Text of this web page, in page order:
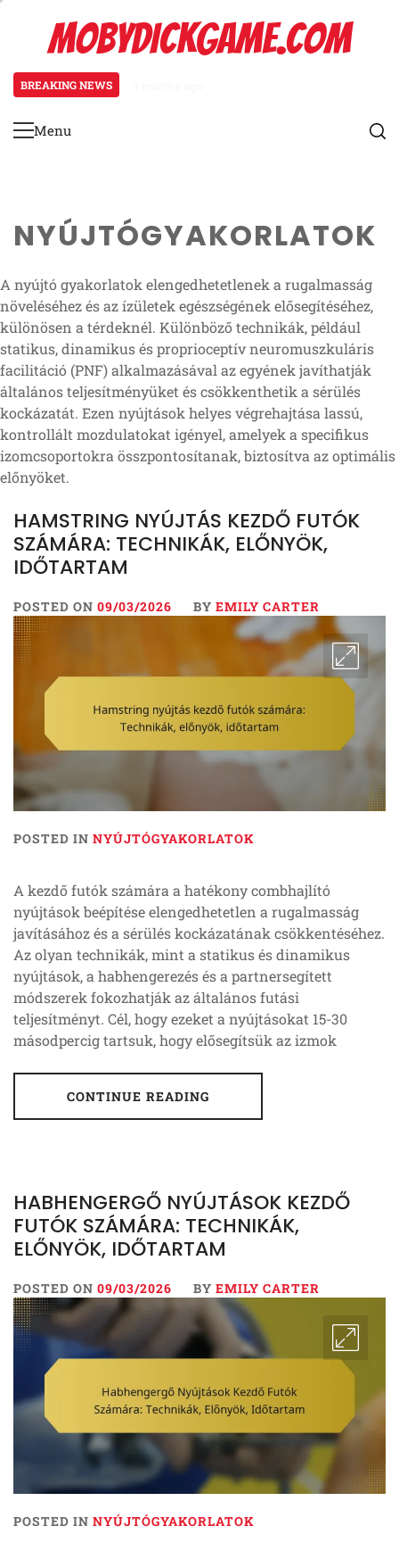
contentMOBYDICKGAME.COM
BREAKING NEWS
Primary
Menu
NYÚJTÓGYAKORLATOK
A nyújtó gyakorlatok elengedhetetlenek a rugalmasság
növeléséhez és az ízületek egészségének elősegítéséhez,
különösen a térdeknél. Különböző technikák, például
statikus, dinamikus és proprioceptív neuromuszkuláris
facilitáció (PNF) alkalmazásával az egyének javíthatják
általános teljesítményüket és csökkenthetik a sérülés
kockázatát. Ezen nyújtások helyes végrehajtása lassú,
kontrollált mozdulatokat igényel, amelyek a specifikus
izomcsoportokra összpontosítanak, biztosítva az optimális
előnyöket.
HAMSTRING NYÚJTÁS KEZDŐ FUTÓK
SZÁMÁRA: TECHNIKÁK, ELŐNYÖK,
IDŐTARTAM
POSTED ON 09/03/2026 BY EMILY CARTER
POSTED IN NYÚJTÓGYAKORLATOK
A kezdő futók számára a hatékony combhajlító
nyújtások beépítése elengedhetetlen a rugalmasság
javításához és a sérülés kockázatának csökkentéséhez.
Az olyan technikák, mint a statikus és dinamikus
nyújtások, a habhengerezés és a partnersegített
módszerek fokozhatják az általános futási
teljesítményt. Cél, hogy ezeket a nyújtásokat 15-30
másodpercig tartsuk, hogy elősegítsük az izmok
CONTINUE READING
HABHENGERGŐ NYÚJTÁSOK KEZDŐ
FUTÓK SZÁMÁRA: TECHNIKÁK,
ELŐNYÖK, IDŐTARTAM
POSTED ON 09/03/2026 BY EMILY CARTER
POSTED IN NYÚJTÓGYAKORLATOK